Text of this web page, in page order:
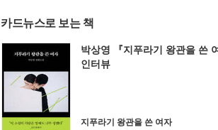
카드뉴스로 보는 책
박상영 『지푸라기 왕관을 쓴
인터뷰
지푸라기 왕관을 쓴 여자